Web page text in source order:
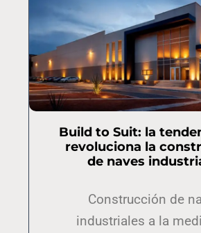
Build to Suit: la
revoluciona la
de naves
Construcción de
industriales a la